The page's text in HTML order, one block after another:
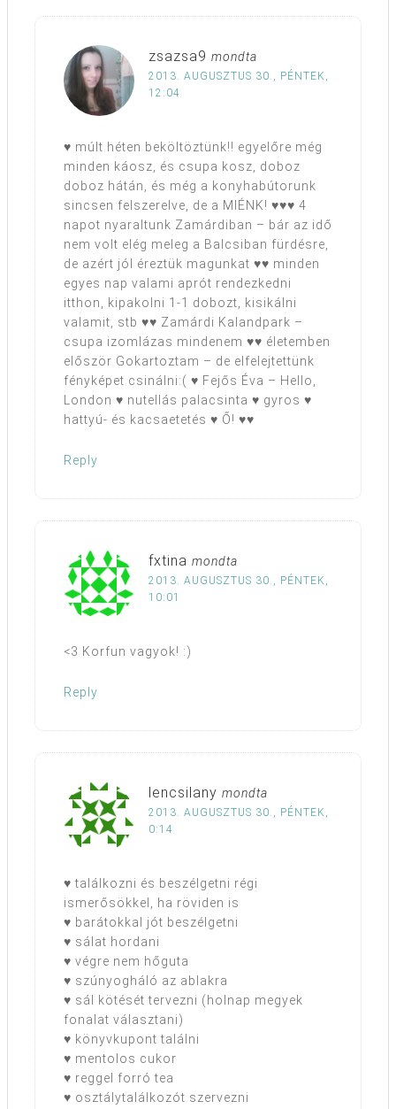
zsazsa9 mondta
2013. AUGUSZTUS 30., PÉNTEK,
12:04
♥ múlt héten beköltöztünk!! egyelőre még
minden káosz, és csupa kosz, doboz
doboz hátán, és még a konyhabútorunk
sincsen felszerelve, de a MIÉNK! ♥♥♥ 4
napot nyaraltunk Zamárdiban – bár az idő
nem volt elég meleg a Balcsiban fürdésre,
de azért jól éreztük magunkat ♥♥ minden
egyes nap valami aprót rendezkedni
itthon, kipakolni 1-1 dobozt, kisikálni
valamit, stb ♥♥ Zamárdi Kalandpark –
csupa izomlázas mindenem ♥♥ életemben
először Gokartoztam – de elfelejtettünk
fényképet csinálni:( ♥ Fejős Éva – Hello,
London ♥ nutellás palacsinta ♥ gyros ♥
hattyú- és kacsaetetés ♥ Ő! ♥♥
Reply
fxtina mondta
2013. AUGUSZTUS 30., PÉNTEK,
10:01
<3 Korfun vagyok! :)
Reply
lencsilany mondta
2013. AUGUSZTUS 30., PÉNTEK,
0:14
♥ találkozni és beszélgetni régi
ismerősökkel, ha röviden is
♥ barátokkal jót beszélgetni
♥ sálat hordani
♥ végre nem hőguta
♥ szúnyogháló az ablakra
♥ sál kötését tervezni (holnap megyek
fonalat választani)
♥ könyvkupont találni
♥ mentolos cukor
♥ reggel forró tea
♥ osztálytalálkozót szervezni